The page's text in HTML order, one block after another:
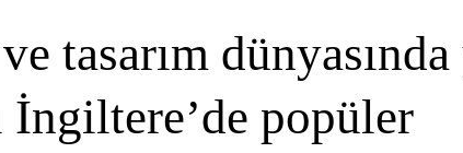
tasarım
İngiltere’de popüler